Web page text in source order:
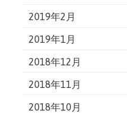
2019年2月
2019年1月
2018年12月
2018年11月
2018年10月